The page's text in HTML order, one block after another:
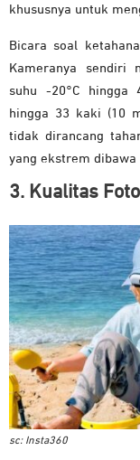
khususnya untuk
Bicara soal
Kameranya sendiri
suhu -20°C
hingga 33 kaki (10
tidak dirancang
yang ekstrem dibawa
3. Kualitas
sc: Insta360